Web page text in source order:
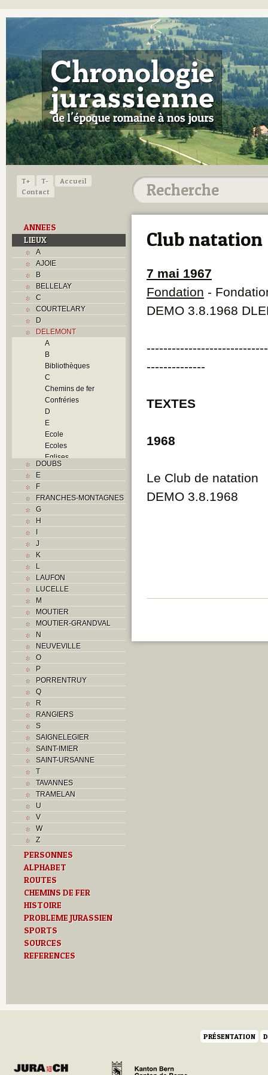
T+ T-
Accueil
Contact
ANNEES
LIEUX
A
AJOIE
B
BELLELAY
C
COURTELARY
D
DELEMONT
A
B
Bibliothèques
C
Chemins de fer
Confréries
D
E
Ecole
Ecoles
Eglises
F
H
Monuments historiques
O
Problème jurassien
Q
S
U
DOUBS
E
F
FRANCHES-MONTAGNES
G
H
I
J
K
L
LAUFON
LUCELLE
M
MOUTIER
MOUTIER-GRANDVAL
N
NEUVEVILLE
O
P
PORRENTRUY
Q
R
RANGIERS
S
SAIGNELEGIER
SAINT-IMIER
SAINT-URSANNE
T
TAVANNES
TRAMELAN
U
V
W
Z
PERSONNES
ALPHABET
ROUTES
CHEMINS DE FER
HISTOIRE
PROBLEME JURASSIEN
SPORTS
SOURCES
REFERENCES
Club natation
7 mai 1967
Fondation -
DEMO 3.8.1968
--------------
TEXTES
1968
Le Club de natation
DEMO 3.8.1968
PRÉSENTATION